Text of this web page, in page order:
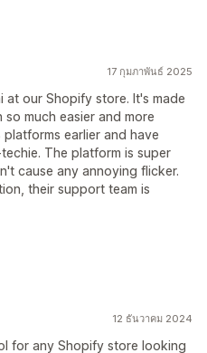
17 กุมภาพันธ์ 2025
at our Shopify store. It's made
much easier and more
earlier and have
The platform is super
cause any annoying flicker.
their support team is
12 ธันวาคม 2024
for any Shopify store looking